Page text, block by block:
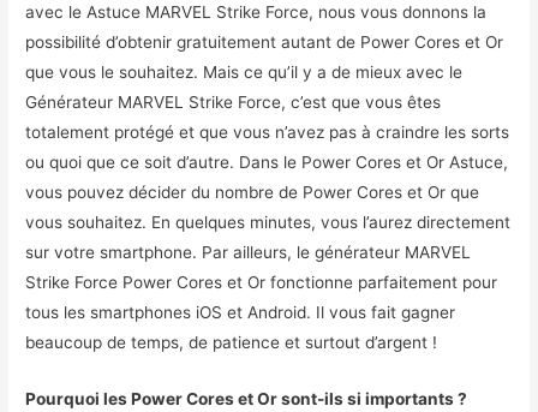
avec le Astuce MARVEL Strike Force, nous vous donnons la
possibilité d’obtenir gratuitement autant de Power Cores et Or
que vous le souhaitez. Mais ce qu’il y a de mieux avec le
Générateur MARVEL Strike Force, c’est que vous êtes
totalement protégé et que vous n’avez pas à craindre les sorts
ou quoi que ce soit d’autre. Dans le Power Cores et Or Astuce,
vous pouvez décider du nombre de Power Cores et Or que
vous souhaitez. En quelques minutes, vous l’aurez directement
sur votre smartphone. Par ailleurs, le générateur MARVEL
Strike Force Power Cores et Or fonctionne parfaitement pour
tous les smartphones iOS et Android. Il vous fait gagner
beaucoup de temps, de patience et surtout d’argent !
Pourquoi les Power Cores et Or sont-ils si importants ?